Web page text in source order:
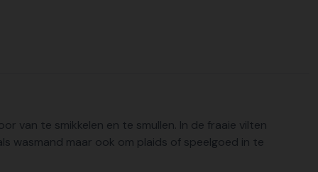
van te smikkelen en te smullen. In de fraaie vilten
wasmand maar ook om plaids of speelgoed in te